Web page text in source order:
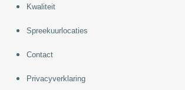
Kwaliteit
Spreekuurlocaties
Contact
Privacyverklaring